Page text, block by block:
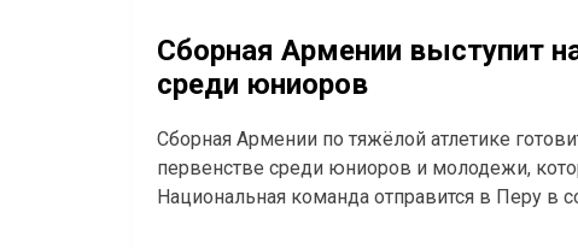
Сборная Армении выступит
среди юниоров
Сборная Армении по тяжёлой атлетике
первенстве среди юниоров и молодежи,
Национальная команда отправится в Перу в